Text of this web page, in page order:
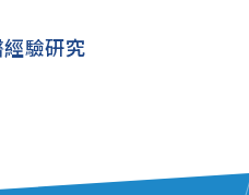
驗研究